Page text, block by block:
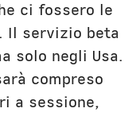
ci fossero le
Il servizio beta
solo negli Usa.
compreso
a sessione,